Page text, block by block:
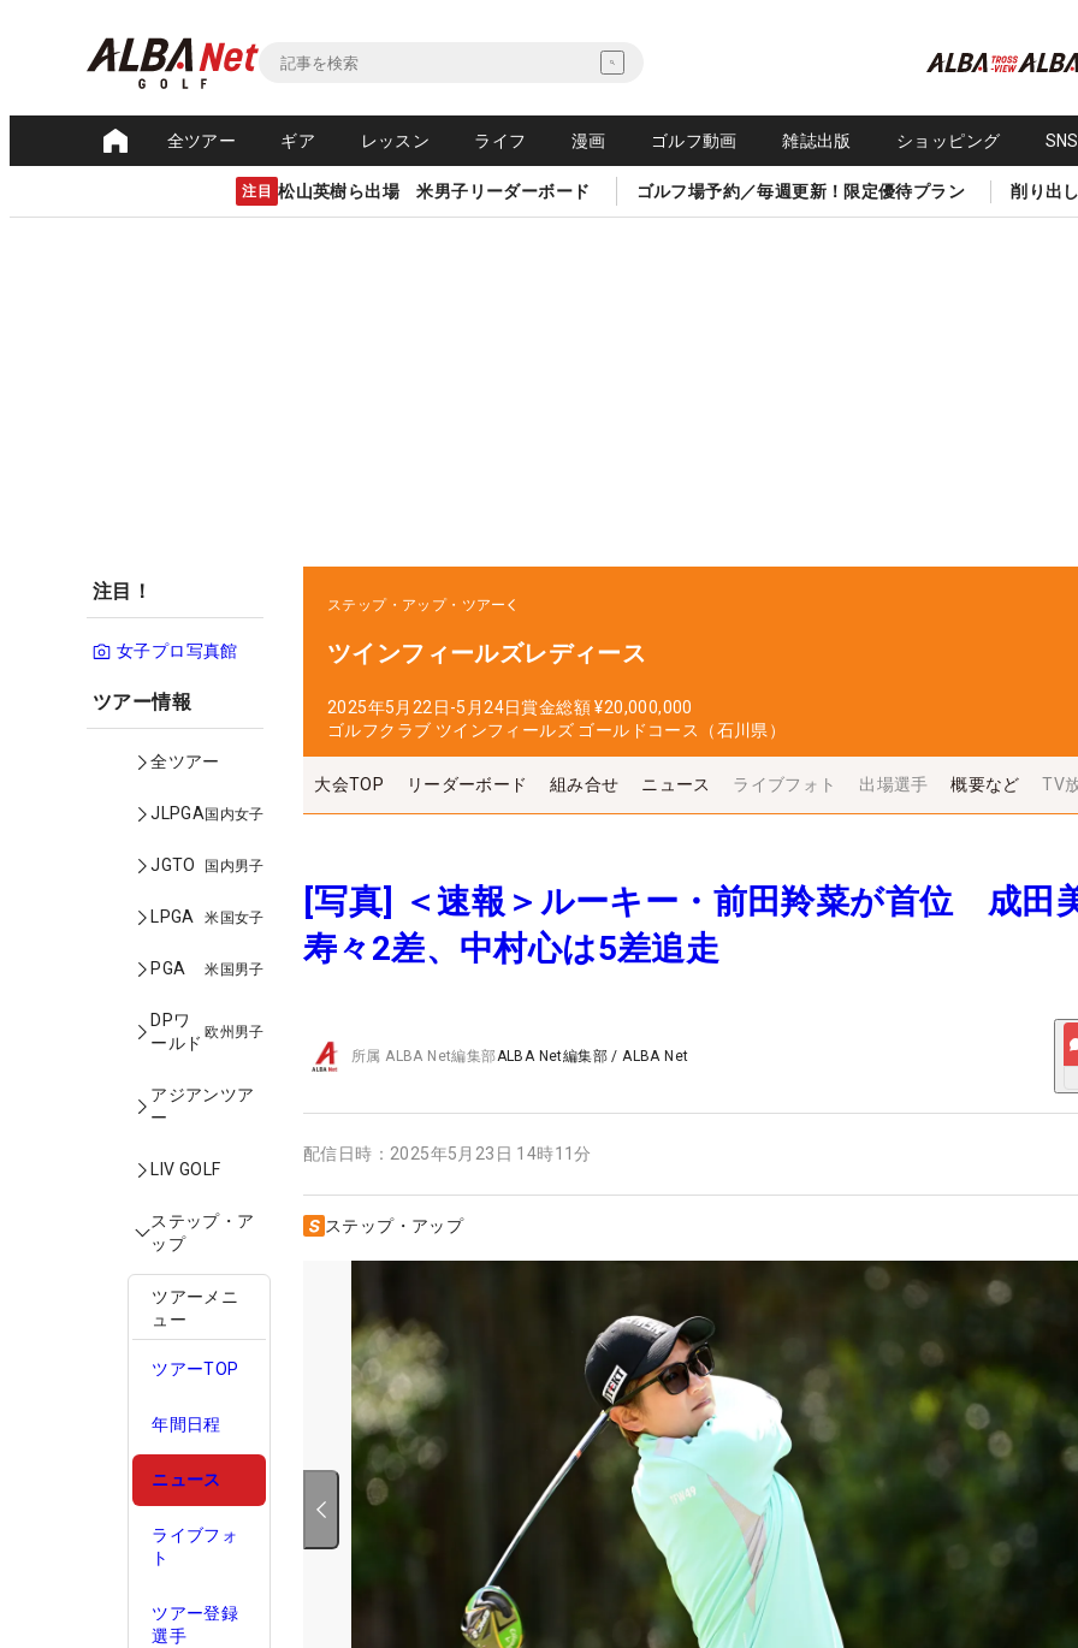
全ツアー ギア レッスン ライフ 漫画 ゴルフ動画 雑誌出版 ショッピング
注目 松山英樹ら出場 米男子リーダーボード ゴルフ場予約／毎週更新！限定優待プラン 削り出
注目！
女子プロ写真館
ツアー情報
全ツアー
JLPGA国内女子
JGTO 国内男子
LPGA 米国女子
PGA 米国男子
DPワ
ールド
欧州男子
アジアンツア
ー
LIV GOLF
ステップ・ア
ップ
ツアーメニ
ュー
ツアーTOP
年間日程
ニュース
ライブフォ
ト
ツアー登録
選手
ステップ・アップ・ツアー
ツインフィールズレディース
2025年5月22日-5月24日賞金総額 ¥20,000,000
ゴルフクラブ ツインフィールズ ゴールドコース（石川県）
大会TOP リーダーボード 組み合せ ニュース ライブフォト 出場選手 概要など TV
[写真] ＜速報＞ルーキー・前田羚菜が首位 成田
寿々2差、中村心は5差追走
所属ALBA Net編集部ALBA Net編集部 /ALBA Net
配信日時： 2025年5月23日 14時11分
ステップ・アップ